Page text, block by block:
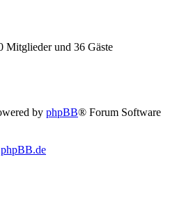
Mitglieder und 36 Gäste
by phpBB® Forum Software
phpBB.de